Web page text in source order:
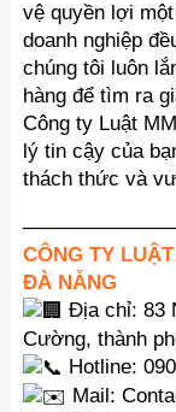
vệ quyền lợi
doanh nghiệp
chúng tôi luôn
hàng để tìm ra
Công ty Luật
lý tin cậy của
thách thức và
CÔNG TY
ĐÀ NẴNG
Địa chỉ: 83
Cường, thành
Hotline:
Mail: